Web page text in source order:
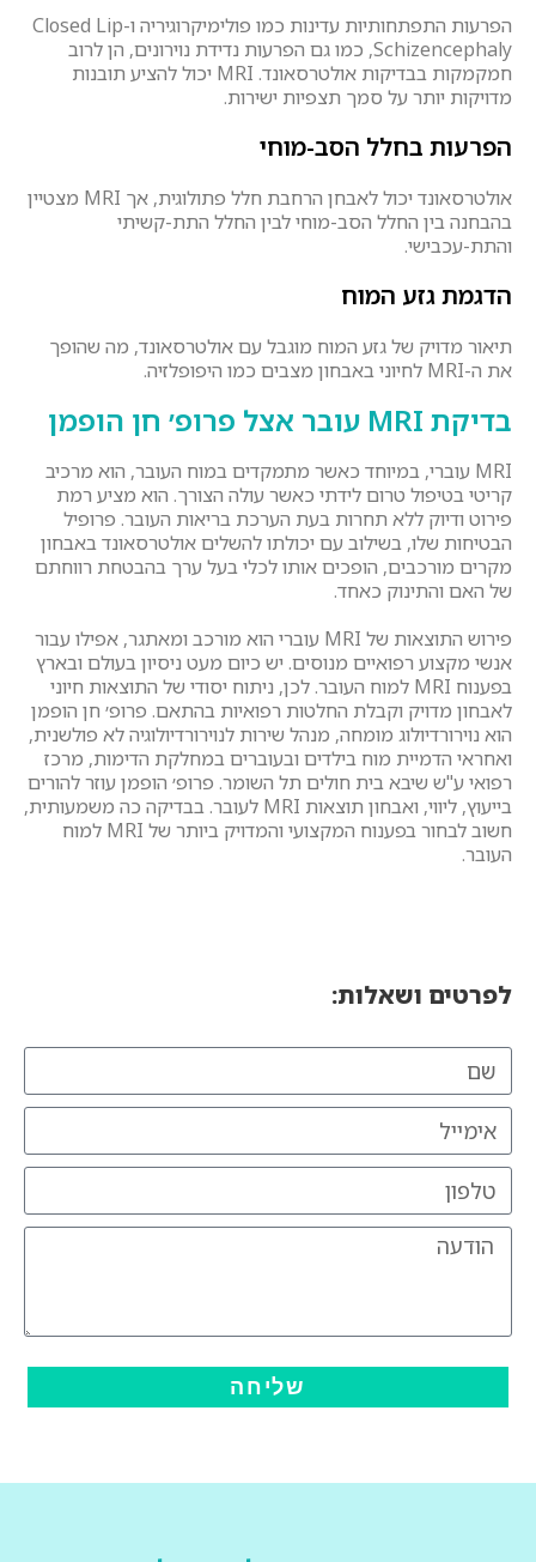
הפרעות התפתחותיות עדינות כמו פולימיקרוגיריה ו-Closed Lip
Schizencephaly, כמו גם הפרעות נדידת נוירונים, הן לרוב
חמקמקות בבדיקות אולטרסאונד. MRI יכול להציע תובנות
מדויקות יותר על סמך תצפיות ישירות.
הפרעות בחלל הסב-מוחי
אולטרסאונד יכול לאבחן הרחבת חלל פתולוגית, אך MRI מצטיין
בהבחנה בין החלל הסב-מוחי לבין החלל התת-קשיתי
והתת-עכבישי.
הדגמת גזע המוח
תיאור מדויק של גזע המוח מוגבל עם אולטרסאונד, מה שהופך
את ה-MRI לחיוני באבחון מצבים כמו היפופלזיה.
בדיקת MRI עובר אצל פרופ׳ חן הופמן
MRI עוברי, במיוחד כאשר מתמקדים במוח העובר, הוא מרכיב
קריטי בטיפול טרום לידתי כאשר עולה הצורך. הוא מציע רמת
פירוט ודיוק ללא תחרות בעת הערכת בריאות העובר. פרופיל
הבטיחות שלו, בשילוב עם יכולתו להשלים אולטרסאונד באבחון
מקרים מורכבים, הופכים אותו לכלי בעל ערך בהבטחת רווחתם
של האם והתינוק כאחד.
פירוש התוצאות של MRI עוברי הוא מורכב ומאתגר, אפילו עבור
אנשי מקצוע רפואיים מנוסים. יש כיום מעט ניסיון בעולם ובארץ
בפענוח MRI למוח העובר. לכן, ניתוח יסודי של התוצאות חיוני
לאבחון מדויק וקבלת החלטות רפואיות בהתאם. פרופ׳ חן הופמן
הוא נוירורדיולוג מומחה, מנהל שירות לנוירורדיולוגיה לא פולשנית,
ואחראי הדמיית מוח בילדים ובעוברים במחלקת הדימות, מרכז
רפואי ע"ש שיבא בית חולים תל השומר. פרופ׳ הופמן עוזר להורים
בייעוץ, ליווי, ואבחון תוצאות MRI לעובר. בבדיקה כה משמעותית,
חשוב לבחור בפענוח המקצועי והמדויק ביותר של MRI למוח
העובר.
לפרטים ושאלות:
שליחה